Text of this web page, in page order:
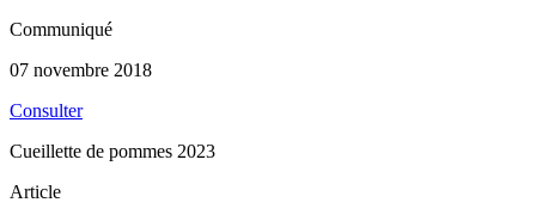
Communiqué
07 novembre 2018
Consulter
Cueillette de pommes 2023
Article